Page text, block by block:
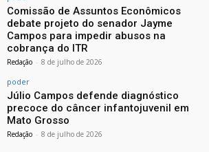
Comissão de Assuntos Econômicos
debate projeto do senador Jayme
Campos para impedir abusos na
cobrança do ITR
Redação - 8 de julho de 2026
poder
Júlio Campos defende diagnóstico
precoce do câncer infantojuvenil em
Mato Grosso
Redação - 8 de julho de 2026